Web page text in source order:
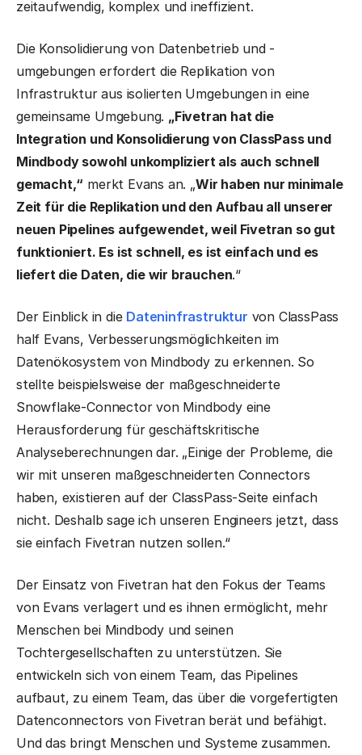
zeitaufwendig, komplex und ineffizient.
Die Konsolidierung von Datenbetrieb und -
umgebungen erfordert die Replikation von
Infrastruktur aus isolierten Umgebungen in eine
gemeinsame Umgebung. „Fivetran hat die
Integration und Konsolidierung von ClassPass und
Mindbody sowohl unkompliziert als auch schnell
gemacht,“ merkt Evans an. „Wir haben nur minimale
Zeit für die Replikation und den Aufbau all unserer
neuen Pipelines aufgewendet, weil Fivetran so gut
funktioniert. Es ist schnell, es ist einfach und es
liefert die Daten, die wir brauchen.“
Der Einblick in die Dateninfrastruktur von ClassPass
half Evans, Verbesserungsmöglichkeiten im
Datenökosystem von Mindbody zu erkennen. So
stellte beispielsweise der maßgeschneiderte
Snowflake-Connector von Mindbody eine
Herausforderung für geschäftskritische
Analyseberechnungen dar. „Einige der Probleme, die
wir mit unseren maßgeschneiderten Connectors
haben, existieren auf der ClassPass-Seite einfach
nicht. Deshalb sage ich unseren Engineers jetzt, dass
sie einfach Fivetran nutzen sollen.“
Der Einsatz von Fivetran hat den Fokus der Teams
von Evans verlagert und es ihnen ermöglicht, mehr
Menschen bei Mindbody und seinen
Tochtergesellschaften zu unterstützen. Sie
entwickeln sich von einem Team, das Pipelines
aufbaut, zu einem Team, das über die vorgefertigten
Datenconnectors von Fivetran berät und befähigt.
Und das bringt Menschen und Systeme zusammen.